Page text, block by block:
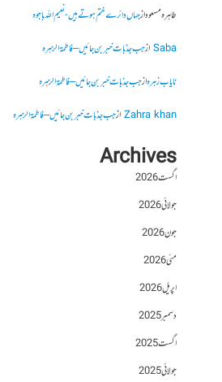
طاہرہ مسعودازجہاں دائرے ختم ہوتے ہیں- نعیم اللہ باجوہ
Sabaازجب جذبات خبر بن جائیں – فاطمۃالزہرہ
نایاب زہرہازجب جذبات خبر بن جائیں – فاطمۃالزہرہ
Zahra khanازجب جذبات خبر بن جائیں – فاطمۃالزہرہ
Archives
اگست 2026
جولائی 2026
جون 2026
مئی 2026
اپریل 2026
دسمبر 2025
اگست 2025
جولائی 2025